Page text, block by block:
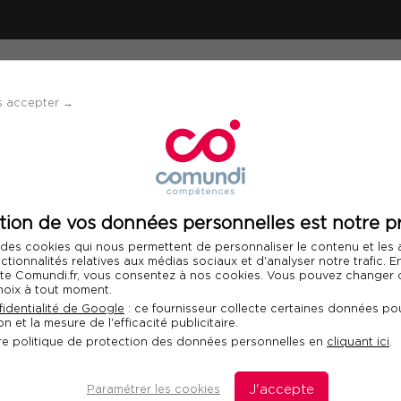
accepter →
de vos données personnelles est notre
cookies qui nous permettent de personnaliser le contenu et les
relatives aux médias sociaux et d'analyser notre trafic.
Comundi.fr, vous consentez à nos cookies. Vous pouvez changer
à tout moment.
de Google : ce fournisseur collecte certaines données
et la mesure de l'efficacité publicitaire.
politique de protection des données personnelles en cliquant ici.
Paramétrer les cookies J'accepte
de produit performant à l'ère de l'IA
Télécharger le programme
produit performant
pour monter en